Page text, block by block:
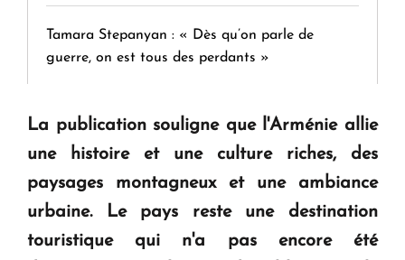
Tamara Stepanyan : « Dès qu’on parle de
guerre, on est tous des perdants »
" Tant qu'il n'existe pas d'alternative concrète, la
KASA : 30 ans d'audace, de résilience et d'avenir
en Arménie
La publication souligne que l'Arménie allie
une histoire et une culture riches, des
paysages montagneux et une ambiance
urbaine. Le pays reste une destination
touristique qui n'a pas encore été